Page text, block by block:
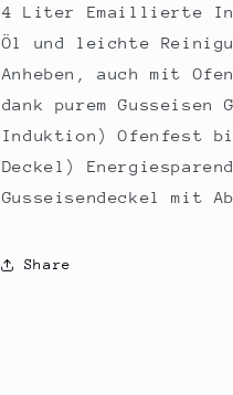
4 Liter Emaillierte
Öl und leichte
Anheben, auch mit
dank purem
Induktion) Ofenfest
Deckel)
Gusseisendeckel mit
Share